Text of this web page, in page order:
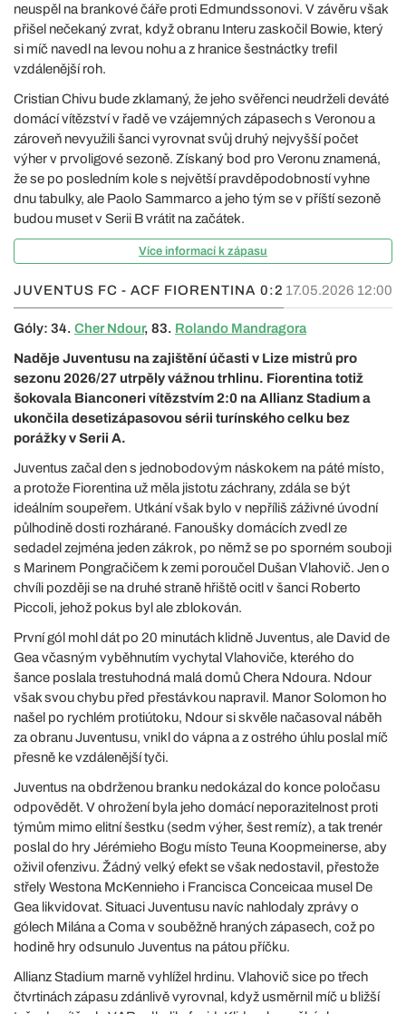
neuspěl na brankové čáře proti Edmundssonovi. V závěru však
přišel nečekaný zvrat, když obranu Interu zaskočil Bowie, který
si míč navedl na levou nohu a z hranice šestnáctky trefil
vzdálenější roh.
Cristian Chivu bude zklamaný, že jeho svěřenci neudrželi deváté
domácí vítězství v řadě ve vzájemných zápasech s Veronou a
zároveň nevyužili šanci vyrovnat svůj druhý nejvyšší počet
výher v prvoligové sezoně. Získaný bod pro Veronu znamená,
že se po posledním kole s největší pravděpodobností vyhne
dnu tabulky, ale Paolo Sammarco a jeho tým se v příští sezoně
budou muset v Serii B vrátit na začátek.
Více informací k zápasu
JUVENTUS FC - ACF FIORENTINA 0:2 17.05.2026 12:00
Góly: 34. Cher Ndour, 83. Rolando Mandragora
Naděje Juventusu na zajištění účasti v Lize mistrů pro
sezonu 2026/27 utrpěly vážnou trhlinu. Fiorentina totiž
šokovala Bianconeri vítězstvím 2:0 na Allianz Stadium a
ukončila desetizápasovou sérii turínského celku bez
porážky v Serii A.
Juventus začal den s jednobodovým náskokem na páté místo,
a protože Fiorentina už měla jistotu záchrany, zdála se být
ideálním soupeřem. Utkání však bylo v nepříliš záživné úvodní
půlhodině dosti rozhárané. Fanoušky domácích zvedl ze
sedadel zejména jeden zákrok, po němž se po sporném souboji
s Marinem Pongračičem k zemi poroučel Dušan Vlahovič. Jen o
chvíli později se na druhé straně hřiště ocitl v šanci Roberto
Piccoli, jehož pokus byl ale zblokován.
První gól mohl dát po 20 minutách klidně Juventus, ale David de
Gea včasným vyběhnutím vychytal Vlahoviče, kterého do
šance poslala trestuhodná malá domů Chera Ndoura. Ndour
však svou chybu před přestávkou napravil. Manor Solomon ho
našel po rychlém protiútoku, Ndour si skvěle načasoval náběh
za obranu Juventusu, vnikl do vápna a z ostrého úhlu poslal míč
přesně ke vzdálenější tyči.
Juventus na obdrženou branku nedokázal do konce poločasu
odpovědět. V ohrožení byla jeho domácí neporazitelnost proti
týmům mimo elitní šestku (sedm výher, šest remíz), a tak trenér
poslal do hry Jérémieho Bogu místo Teuna Koopmeinerse, aby
oživil ofenzivu. Žádný velký efekt se však nedostavil, přestože
střely Westona McKennieho i Francisca Conceicaa musel De
Gea likvidovat. Situaci Juventusu navíc nahlodaly zprávy o
gólech Milána a Coma v souběžně hraných zápasech, což po
hodině hry odsunulo Juventus na pátou příčku.
Allianz Stadium marně vyhlížel hrdinu. Vlahovič sice po třech
čtvrtinách zápasu zdánlivě vyrovnal, když usměrnil míč u bližší